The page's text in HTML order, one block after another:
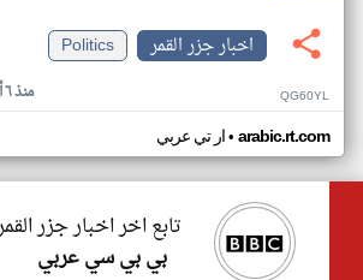
اخبار جزر القمر
Politics
منذ ٦ أشهر QG60YL
ار تي عربي• arabic.rt.com
تابع اخر اخبار جزر
بي بي سي عربي